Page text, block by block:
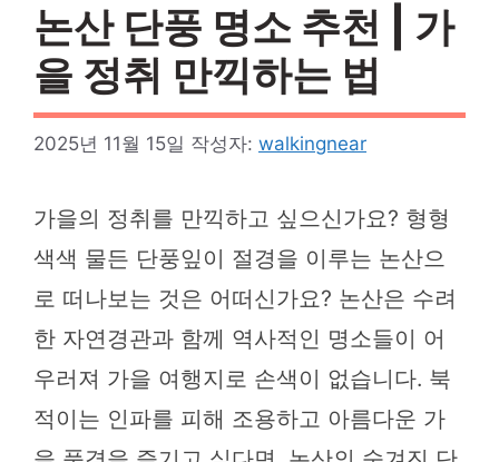
논산 단풍 명소 추천 | 가
을 정취 만끽하는 법
2025년 11월 15일 작성자: walkingnear
가을의 정취를 만끽하고 싶으신가요? 형형
색색 물든 단풍잎이 절경을 이루는 논산으
로 떠나보는 것은 어떠신가요? 논산은 수려
한 자연경관과 함께 역사적인 명소들이 어
우러져 가을 여행지로 손색이 없습니다. 북
적이는 인파를 피해 조용하고 아름다운 가